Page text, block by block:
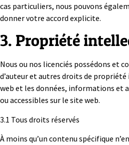
cas particuliers, nous pouvons
donner votre accord explicite.
3. Propriété
Nous ou nos licenciés possédons et
d’auteur et autres droits de
web et les données, informations et
ou accessibles sur le site web.
3.1 Tous droits réservés
À moins qu’un contenu spécifique